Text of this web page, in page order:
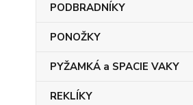
PODBRADNÍKY
PONOŽKY
PYŽAMKÁ a SPACIE VAKY
REKLÍKY